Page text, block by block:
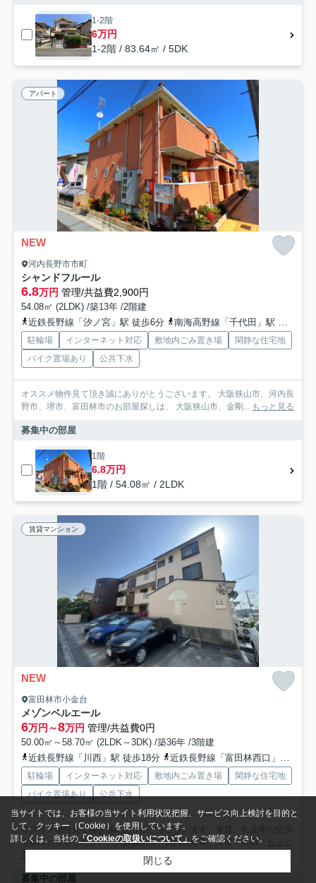
1-2階
6万円
1-2階 / 83.64㎡ / 5DK
アパート
NEW
河内長野市市町
シャンドフルール
6.8万円 管理/共益費2,900円
54.08㎡ (2LDK) /築13年 /2階建
近鉄長野線「汐ノ宮」駅 徒歩6分
南海高野線「千代田」駅 徒歩20分
駐輪場 インターネット対応 敷地内ごみ置き場
閑静な住宅地
バイク置場あり
公共下水
オススメ物件見て頂き誠にありがとうございます。 大阪狭山市、河内長
野市、堺市、富田林市のお部屋探しは、 大阪狭山市、金剛...
もっと見る
募集中の部屋
1階
6.8万円
1階 / 54.08㎡ / 2LDK
賃貸マンション
NEW
富田林市小金台
メゾンベルエール
6万円～8万円 管理/共益費0円
50.00㎡～58.70㎡ (2LDK～3DK) /築36年 /3階建
近鉄長野線「川西」駅 徒歩18分
近鉄長野線「富田林西口」駅 徒歩20分
駐輪場 インターネット対応 敷地内ごみ置き場
閑静な住宅地
バイク置場あり
公共下水
オススメ物件見て頂き誠にありがとうございます。家賃、礼金等の交渉
も私にお任せください。大阪狭山市、河内長野市、堺市、富田...
もっと
募集中の部屋
当サイトでは、お客様の当サイト利用状況把握、サービス向上検討を目的と
して、クッキー（Cookie）を使用しています。
詳しくは、当社の 「Cookieの取扱いについて」 をご確認ください。
閉じる